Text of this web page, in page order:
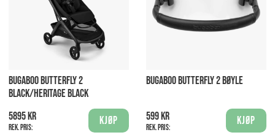
BUGABOO BUTTERFLY 2
BLACK/HERITAGE BLACK
5895 kr
Rek. pris:
Kjøp
BUGABOO BUTTERFLY 2 BØYLE
599 kr
Rek. pris:
Kjøp